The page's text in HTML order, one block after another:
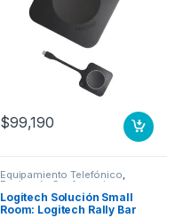
$99,190
Equipamiento Telefónico,
Equipo de Conferencia en
Video, Audio y Web
Logitech Solución Small
Room: Logitech Rally Bar